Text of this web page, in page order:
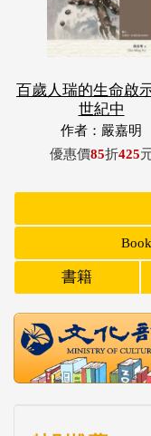
百歲人瑞的生命啟
世紀中
作者：嚴嘉明
優惠價85折425
書籍